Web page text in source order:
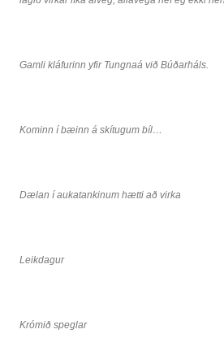
Gamli kláfurinn yfir Tungnaá við Búðarháls.
Kominn í bæinn á skítugum bíl…
Dælan í aukatankinum hætti að virka
Leikdagur
Krómið speglar